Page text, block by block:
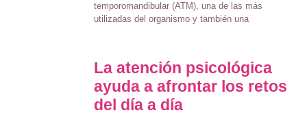
temporomandibular (ATM), una de las más
utilizadas del organismo y también una
La atención psicológica
ayuda a afrontar los retos
del día a día